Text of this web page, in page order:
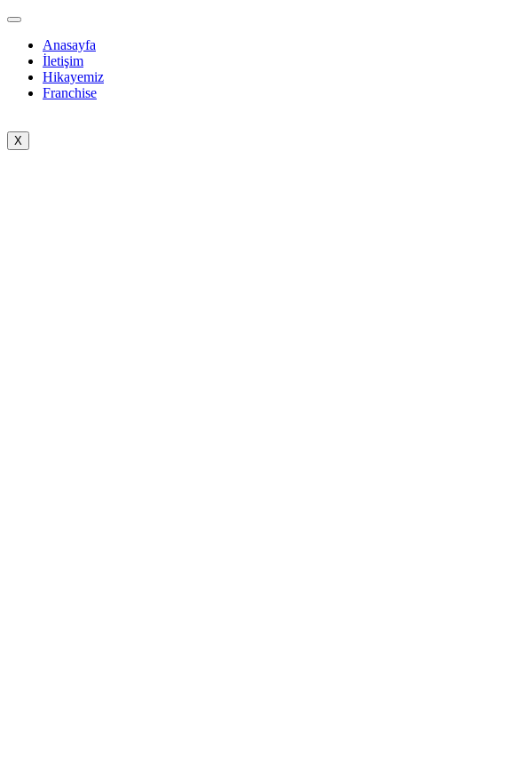
İçeriğe
Anasayfa
İletişim
Hikayemiz
Franchise
X